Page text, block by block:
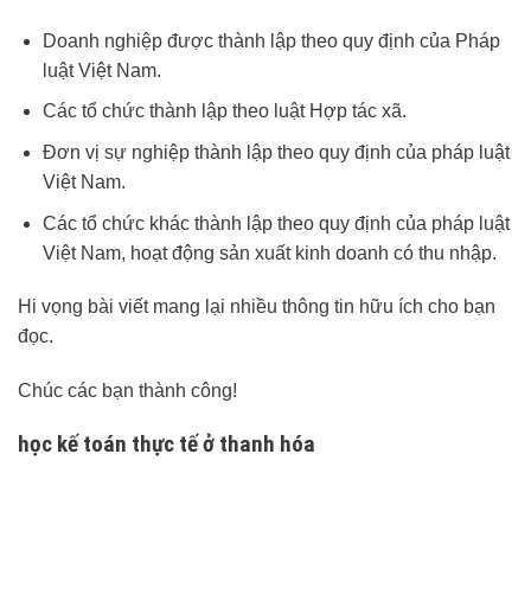
Doanh nghiệp được thành lập theo quy định của Pháp
luật Việt Nam.
Các tổ chức thành lập theo luật Hợp tác xã.
Đơn vị sự nghiệp thành lập theo quy định của pháp luật
Việt Nam.
Các tổ chức khác thành lập theo quy định của pháp luật
Việt Nam, hoạt động sản xuất kinh doanh có thu nhập.
Hi vọng bài viết mang lại nhiều thông tin hữu ích cho bạn
đọc.
Chúc các bạn thành công!
học kế toán thực tế ở thanh hóa